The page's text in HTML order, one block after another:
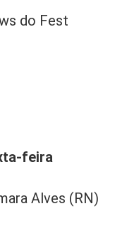
do Fest
feira
Alves (RN)